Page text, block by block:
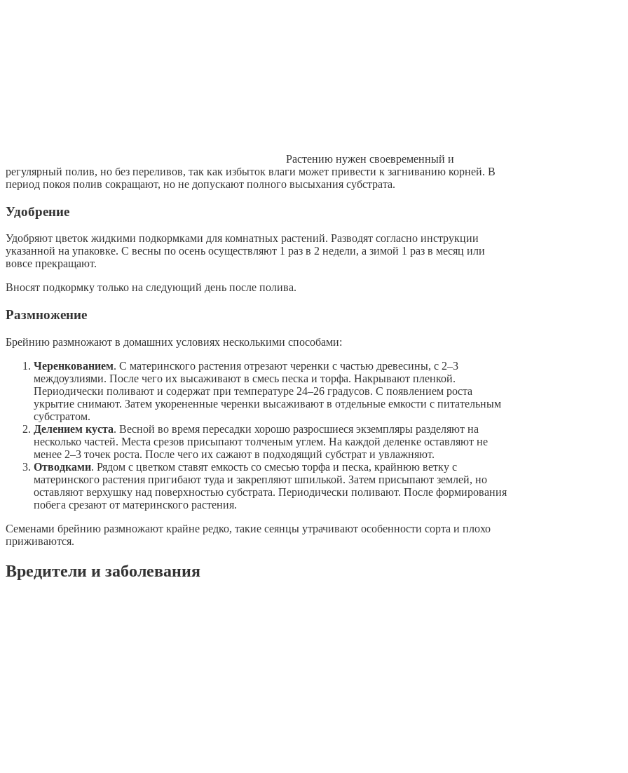
Растению нужен своевременный и
регулярный полив, но без переливов, так как избыток влаги может привести к загниванию корней. В
период покоя полив сокращают, но не допускают полного высыхания субстрата.
Удобрение
Удобряют цветок жидкими подкормками для комнатных растений. Разводят согласно инструкции
указанной на упаковке. С весны по осень осуществляют 1 раз в 2 недели, а зимой 1 раз в месяц или
вовсе прекращают.
Вносят подкормку только на следующий день после полива.
Размножение
Брейнию размножают в домашних условиях несколькими способами:
Черенкованием. С материнского растения отрезают черенки с частью древесины, с 2–3
междоузлиями. После чего их высаживают в смесь песка и торфа. Накрывают пленкой.
Периодически поливают и содержат при температуре 24–26 градусов. С появлением роста
укрытие снимают. Затем укорененные черенки высаживают в отдельные емкости с питательным
субстратом.
Делением куста. Весной во время пересадки хорошо разросшиеся экземпляры разделяют на
несколько частей. Места срезов присыпают толченым углем. На каждой деленке оставляют не
менее 2–3 точек роста. После чего их сажают в подходящий субстрат и увлажняют.
Отводками. Рядом с цветком ставят емкость со смесью торфа и песка, крайнюю ветку с
материнского растения пригибают туда и закрепляют шпилькой. Затем присыпают землей, но
оставляют верхушку над поверхностью субстрата. Периодически поливают. После формирования
побега срезают от материнского растения.
Семенами брейнию размножают крайне редко, такие сеянцы утрачивают особенности сорта и плохо
приживаются.
Вредители и заболевания